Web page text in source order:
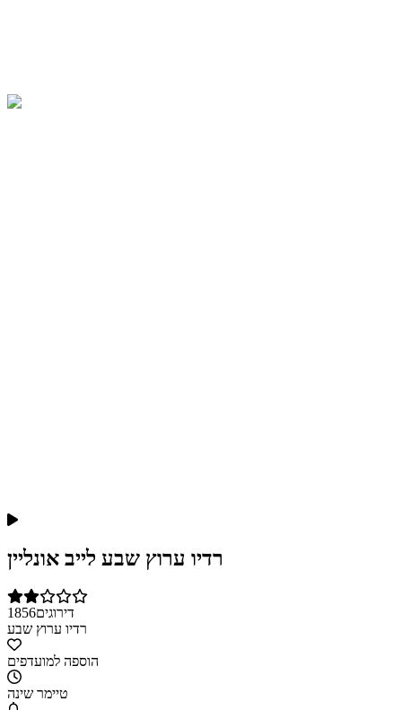
רדיו ערוץ שבע לייב אונליין
1856דירוגים
רדיו ערוץ שבע
הוספה למועדפים
טיימר שינה